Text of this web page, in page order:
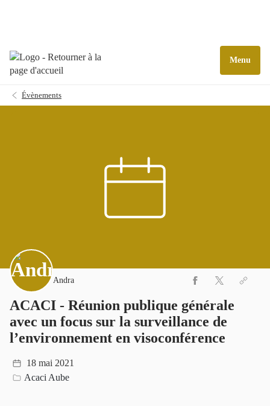
Menu
Évènements
Andra
ACACI - Réunion publique générale
avec un focus sur la surveillance de
l’environnement en visoconférence
18 mai 2021
Acaci Aube